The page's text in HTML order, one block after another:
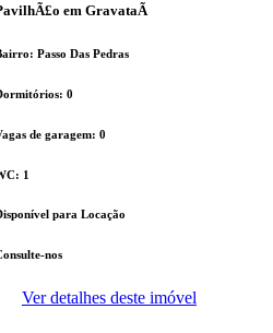
em GravataÃ­
Passo Das Pedras
0
de garagem: 0
1
para Locação
nos
Ver detalhes deste imóvel